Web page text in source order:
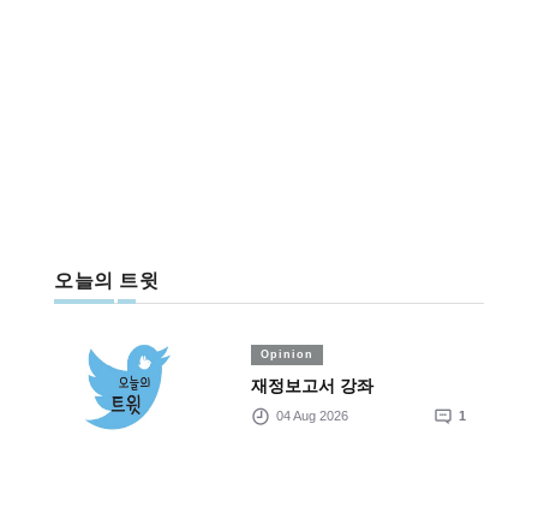
오늘의 트윗
Opinion
재정보고서 강좌
04 Aug 2026 1